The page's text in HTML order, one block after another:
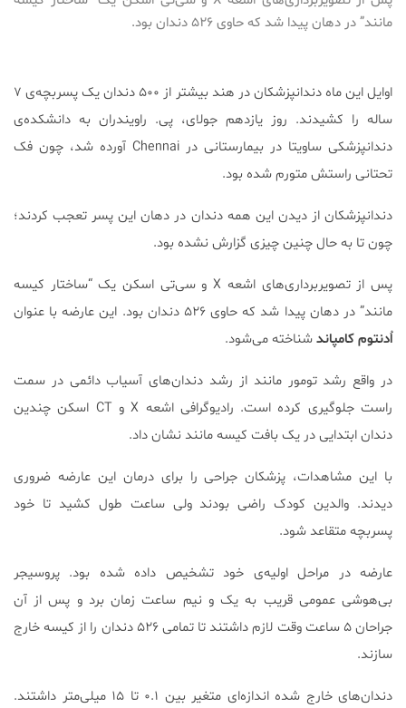
مانند” در دهان پیدا شد که حاوی ۵۲۶ دندان بود.
اوایل این ماه دندانپزشکان در هند بیشتر از ۵۰۰ دندان یک پسربچه‌ی ۷
ساله را کشیدند. روز یازدهم جولای، پی. راویندران به دانشکده‌ی
دندانپزشکی ساویتا در بیمارستانی در Chennai آورده شد، چون فک
تحتانی راستش متورم شده بود.
دندانپزشکان از دیدن این همه دندان در دهان این پسر تعجب کردند؛
چون تا به حال چنین چیزی گزارش نشده بود.
پس از تصویربرداری‌های اشعه X و سی‌تی اسکن یک “ساختار کیسه
مانند” در دهان پیدا شد که حاوی ۵۲۶ دندان بود. این عارضه با عنوان
اُدنتوم کامپاندشناخته می‌شود.
در واقع رشد تومور مانند از رشد دندان‌های آسیاب دائمی در سمت
راست جلوگیری کرده است. رادیوگرافی اشعه X و CT اسکن چندین
دندان ابتدایی در یک بافت کیسه مانند نشان داد.
با این مشاهدات، پزشکان جراحی را برای درمان این عارضه ضروری
دیدند. والدین کودک راضی بودند ولی ساعت طول کشید تا خود
پسربچه متقاعد شود.
عارضه در مراحل اولیه‌ی خود تشخیص داده شده بود. پروسیجر
بی‌هوشی عمومی قریب به یک و نیم ساعت زمان برد و پس از آن
جراحان ۵ ساعت وقت لازم داشتند تا تمامی ۵۲۶ دندان را از کیسه خارج
سازند.
دندان‌های خارج شده اندازه‌ای متغیر بین ۰.۱ تا ۱۵ میلی‌متر داشتند.